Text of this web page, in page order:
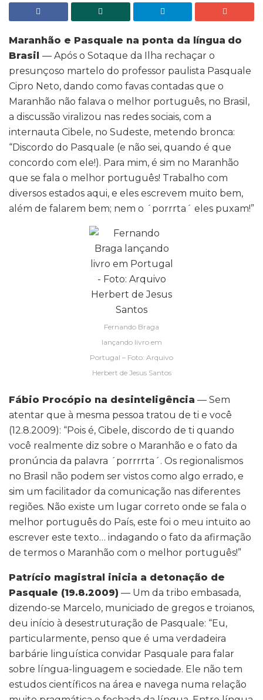
Maranhão e Pasquale na ponta da língua do
Brasil — Após o Sotaque da Ilha rechaçar o
presunçoso martelo do professor paulista Pasquale
Cipro Neto, dando como favas contadas que o
Maranhão não falava o melhor português, no Brasil,
a discussão viralizou nas redes sociais, com a
internauta Cibele, no Sudeste, metendo bronca:
“Discordo do Pasquale (e não sei, quando é que
concordo com ele!). Para mim, é sim no Maranhão
que se fala o melhor português! Trabalho com
diversos estados aqui, e eles escrevem muito bem,
além de falarem bem; nem o ´porrrta´ eles puxam!”
Fernando Braga
lançando livro em
Portugal – Foto: Arquivo
Herbert de Jesus Santos
Fábio Procópio na desinteligência — Sem
atentar que à mesma pessoa tratou de ti e você
(12.8.2009): “Pois é, Cibele, discordo de ti quando
você realmente diz sobre o Maranhão e o fato da
pronúncia da palavra ´porrrrta´. Os regionalismos
no Brasil não podem ser vistos como algo errado, e
sim um facilitador da comunicação nas diferentes
regiões. Não existe um lugar correto onde se fala o
melhor português do País, este foi o meu intuito ao
escrever este texto… indagando o fato da afirmação
de termos o Maranhão com o melhor português!”
Patrício magistral inicia a detonação de
Pasquale (19.8.2009) — Um da tribo embasada,
dizendo-se Marcelo, municiado de gregos e troianos,
deu início à desestruturação de Pasquale: “Eu,
particularmente, penso que é uma verdadeira
barbárie linguística convidar Pasquale para falar
sobre língua-linguagem e sociedade. Ele não tem
estudos científicos na área e navega numa relação